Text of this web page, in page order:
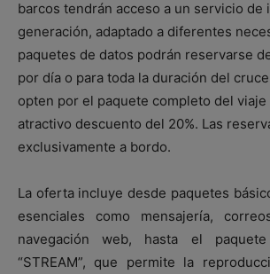
barcos tendrán acceso a un servicio de
generación, adaptado a diferentes
paquetes de datos podrán reservarse
por día o para toda la duración del
opten por el paquete completo del
atractivo descuento del 20%. Las
exclusivamente a bordo.
La oferta incluye desde paquetes
esenciales como mensajería,
navegación web, hasta el
“STREAM”, que permite la